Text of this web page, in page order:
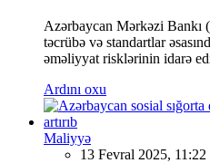
Azərbaycan Mərkəzi
təcrübə və standartlar
əməliyyat risklərinin idarə
Ardını oxu
Maliyyə
13 Fevral 2025, 11:22